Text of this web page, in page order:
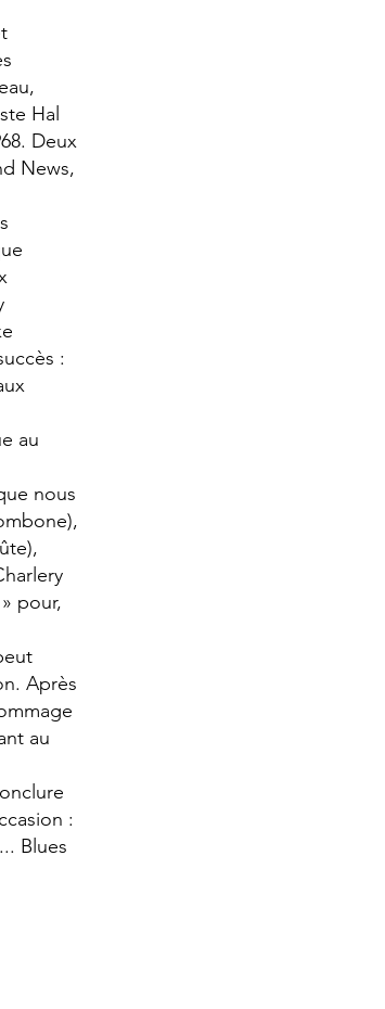
Hal
Deux
News,
:
au
nous
pour,
Après
au
:
Blues